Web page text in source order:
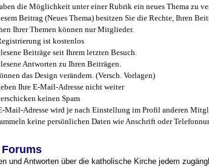
die Möglichkeit unter einer Rubrik ein neues Thema zu
Beitrag (Neues Thema) besitzen Sie die Rechte, Ihren
Ihrer Themen können nur Mitglieder.
ist kostenlos
Beiträge seit Ihrem letzten Besuch.
Antworten zu Ihren Beiträgen.
das Design verändern. (Versch. Vorlagen)
Ihre E-Mail-Adresse nicht weiter
keinen Spam
Mail-Adresse wird je nach Einstellung im Profil anderen
keine persönlichen Daten wie Anschrift oder
und Antworten über die katholische Kirche jedem